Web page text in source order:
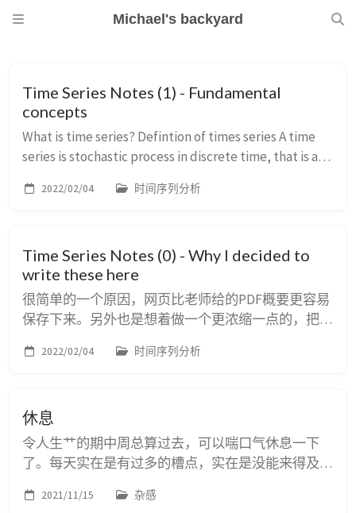
Michael's backyard
Time Series Notes (1) - Fundamental
concepts
What is time series? Defintion of times series A time
series is stochastic process in discrete time, that is a
ordered by a time index $t$. Two ch...
2022/02/04 时间序列分析
Time Series Notes (0) - Why I decided to
write these here
很简单的一个原因，网页比老师给的PDF概要更容易
保存下来。另外也是想着做一个更浓缩一点的，把例
图，发现对数学式子的支持并不尽人意，最后决定把
2022/02/04 时间序列分析
休息
令人生艹的期中周总算过去，可以喘口气休息一下
了。每天实在是有过多的槽点，实在是没能来得及写
念，或者说杂感什么的想记下来，不然憋得慌。 最
2021/11/15 杂感